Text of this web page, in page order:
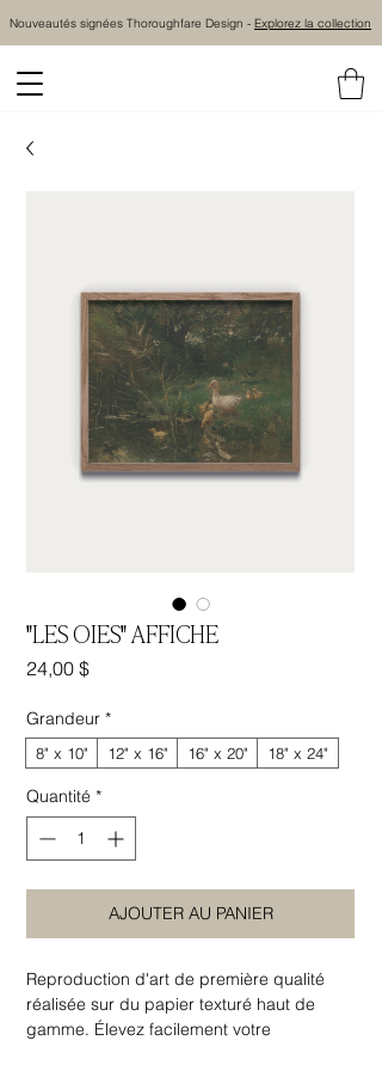
Nouveautés signées Thoroughfare Design - Explorez la collection
"LES OIES" AFFICHE
24,00 $Prix
Grandeur *
8" x 10" 12" x 16" 16" x 20" 18" x 24"
Quantité *
AJOUTER AU PANIER
Reproduction d'art de première qualité
réalisée sur du papier texturé haut de
gamme. Élevez facilement votre